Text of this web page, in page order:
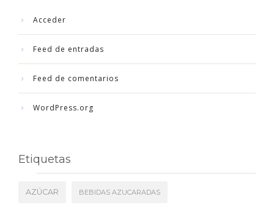
Acceder
Feed de entradas
Feed de comentarios
WordPress.org
Etiquetas
AZÚCAR BEBIDAS AZUCARADAS